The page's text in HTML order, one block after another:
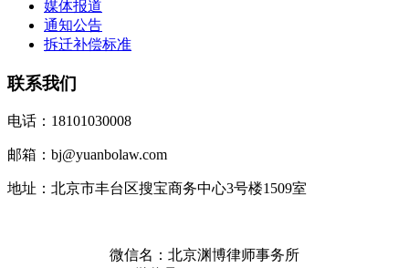
媒体报道
通知公告
拆迁补偿标准
联系我们
电话：18101030008
邮箱：bj@yuanbolaw.com
地址：北京市丰台区搜宝商务中心3号楼1509室
微信名：北京渊博律师事务所